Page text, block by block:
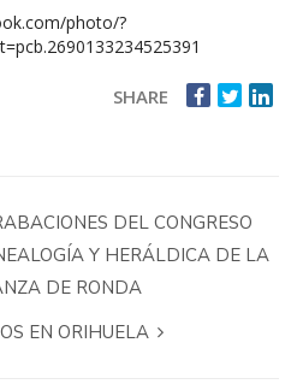
photo/?
SHARE
DEL CONGRESO
Y HERÁLDICA DE LA
DE RONDA
EN ORIHUELA